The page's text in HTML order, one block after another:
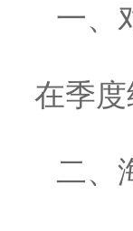
一、
在季
二、